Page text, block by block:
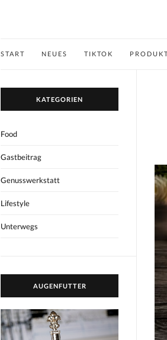
START NEUES TIKTOK
KATEGORIEN
Food
Gastbeitrag
Genusswerkstatt
Lifestyle
Unterwegs
AUGENFUTTER